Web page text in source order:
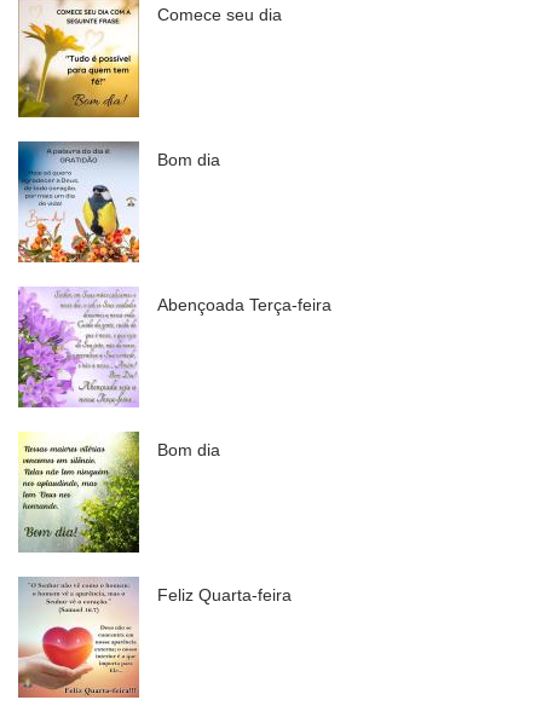
Comece seu dia
Bom dia
Abençoada Terça-feira
Bom dia
Feliz Quarta-feira